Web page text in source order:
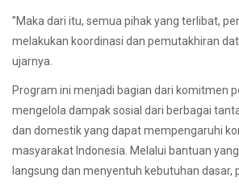
”Maka dari itu, semua pihak yang terlibat,
melakukan koordinasi dan pemutakhiran
ujarnya.
Program ini menjadi bagian dari komitmen
mengelola dampak sosial dari berbagai
dan domestik yang dapat mempengaruhi
masyarakat Indonesia. Melalui bantuan
langsung dan menyentuh kebutuhan dasar,